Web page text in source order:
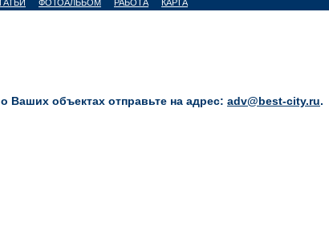
ФОТОАЛЬБОМ РАБОТА КАРТА
объектах отправьте на адрес: adv@best-city.ru.